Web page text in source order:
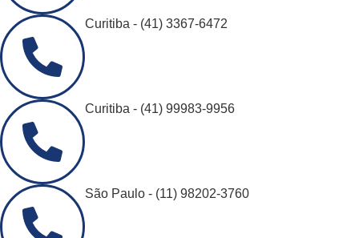
Curitiba - (41) 3367-6472
Curitiba - (41) 99983-9956
São Paulo - (11) 98202-3760